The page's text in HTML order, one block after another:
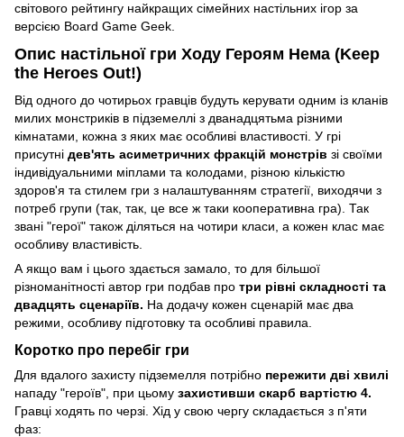
світового рейтингу найкращих сімейних настільних ігор за
версією Board Game Geek.
Опис настільної гри Ходу Героям Нема (Keep
the Heroes Out!)
Від одного до чотирьох гравців будуть керувати одним із кланів
милих монстриків в підземеллі з дванадцятьма різними
кімнатами, кожна з яких має особливі властивості. У грі
присутні дев'ять асиметричних фракцій монстрів зі своїми
індивідуальними міплами та колодами, різною кількістю
здоров'я та стилем гри з налаштуванням стратегії, виходячи з
потреб групи (так, так, це все ж таки кооперативна гра). Так
звані "герої" також діляться на чотири класи, а кожен клас має
особливу властивість.
А якщо вам і цього здається замало, то для більшої
різноманітності автор гри подбав про три рівні складності та
двадцять сценаріїв. На додачу кожен сценарій має два
режими, особливу підготовку та особливі правила.
Коротко про перебіг гри
Для вдалого захисту підземелля потрібно пережити дві хвилі
нападу "героїв", при цьому захистивши скарб вартістю 4.
Гравці ходять по черзі. Хід у свою чергу складається з п'яти
фаз: